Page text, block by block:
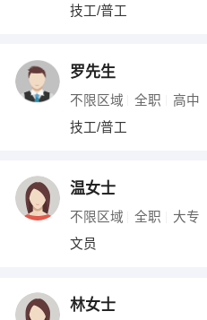
技工/普工
罗先生
不限区域 全职 高中
技工/普工
温女士
不限区域 全职 大专
文员
林女士